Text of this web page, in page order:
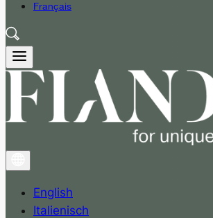
Français
English
Italienisch